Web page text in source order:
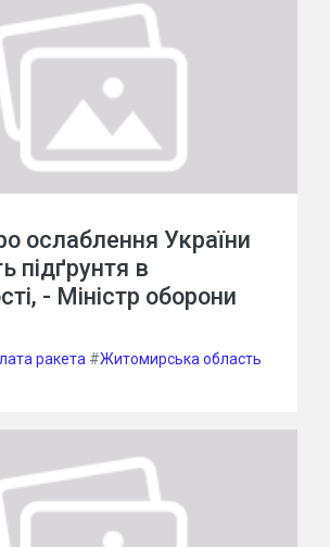
ослаблення України
підґрунтя в
- Міністр оборони
ракета #Житомирська область